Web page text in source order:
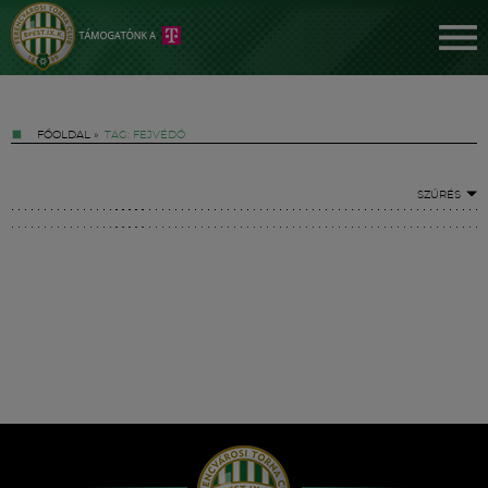
FŐOLDAL » TAG: FEJVÉDŐ
SZŰRÉS
Hírek